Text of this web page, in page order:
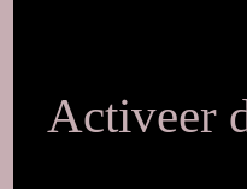
Activeer